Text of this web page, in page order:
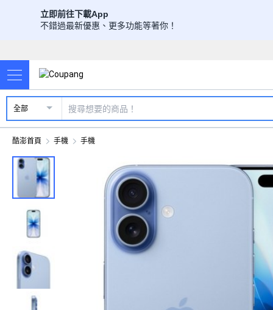
立即前往下載App
不錯過最新優惠、更多功能等著你！
全部
酷澎首頁 手機 手機